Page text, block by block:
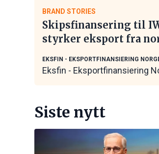
BRAND STORIES
Skipsfinansering til
styrker eksport fra
EKSFIN - EKSPORTFINANSIERING
Eksfin - Eksportfinansiering
Siste nytt